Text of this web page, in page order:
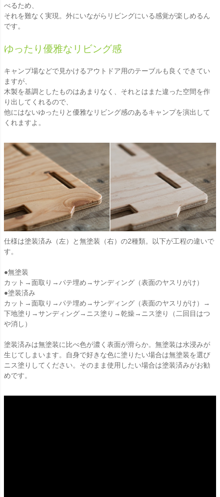
べるため、
それを難なく実現。外にいながらリビングにいる感覚が楽しめるん
です。
ゆったり優雅なリビング感
キャンプ場などで見かけるアウトドア用のテーブルも良くできてい
ますが、
木製を基調としたものはあまりなく、それとはまた違った空間を作
り出してくれるので、
他にはないゆったりと優雅なリビング感のあるキャンプを演出して
くれますよ。
仕様は塗装済み（左）と無塗装（右）の2種類。以下が工程の違いで
す。
●無塗装
カット→面取り→パテ埋め→サンディング（表面のヤスリがけ）
●塗装済み
カット→面取り→パテ埋め→サンディング（表面のヤスリがけ）→
下地塗り→サンディング→ニス塗り→乾燥→ニス塗り（二回目はつ
や消し）
塗装済みは無塗装に比べ色が濃く表面が滑らか。無塗装は水浸みが
生じてしまいます。自身で好きな色に塗りたい場合は無塗装を選び
ニス塗りしてください。そのまま使用したい場合は塗装済みがお勧
めです。